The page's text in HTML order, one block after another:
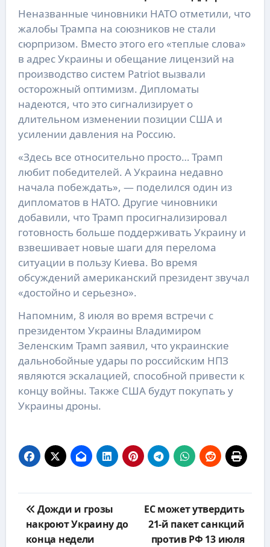
Неназванные чиновники НАТО отметили, что
жалобы Трампа на союзников не стали
сюрпризом. Вместо этого его «теплые слова»
в адрес Украины и обещание лицензий на
производство систем Patriot вызвали
осторожный оптимизм. Дипломаты
надеются, что это сигнализирует о
длительном изменении позиции США и
усилении давления на Россию.
«Здесь все относительно просто… Трамп
любит победителей. А Украина недавно
начала побеждать», — поделился один из
дипломатов в НАТО. Другие чиновники
добавили, что Трамп просигнализировал
готовность больше поддерживать Украину и
взвешивает новые шаги для перелома
ситуации в пользу Киева. Во время
обсуждений американский президент звучал
«достойно и серьезно».
Напомним, 8 июля во время встречи с
президентом Украины Владимиром
Зеленским Трамп заявил, что украинские
дальнобойные удары по российским НПЗ
являются эскалацией, способной привести к
концу войны. Также США будут покупать у
Украины дроны.
по
записям
Дожди и грозы
накроют Украину до
конца недели
ЕС может утвердить
21-й пакет санкций
против РФ 13 июля